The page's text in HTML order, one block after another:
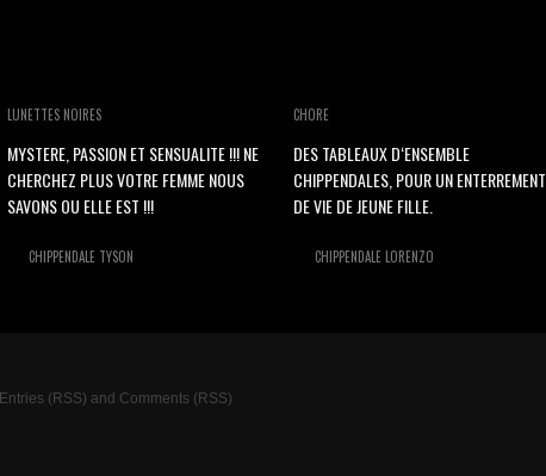
LUNETTES NOIRES
MYSTERE, PASSION ET SENSUALITE !!! NE
CHERCHEZ PLUS VOTRE FEMME NOUS
SAVONS OU ELLE EST !!!
CHIPPENDALE TYSON
CHORE
DES TABLEAUX D‘ENSEMBLE
CHIPPENDALES, POUR UN ENTERREMENT
DE VIE DE JEUNE FILLE.
CHIPPENDALE LORENZO
Entries (RSS) and Comments (RSS)